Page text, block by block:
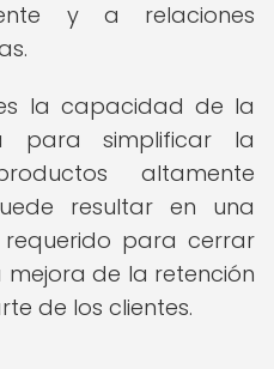
y a relaciones
la capacidad de la
para simplificar la
altamente
resultar en una
para cerrar
de la retención
de los clientes.